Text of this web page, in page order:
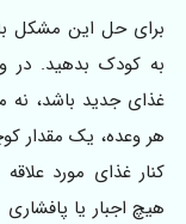
برای حل این مشکل
به کودک بدهید. در
غذای جدید باشد،
هر وعده، یک مقدار
کنار غذای مورد
هیچ اجبار یا